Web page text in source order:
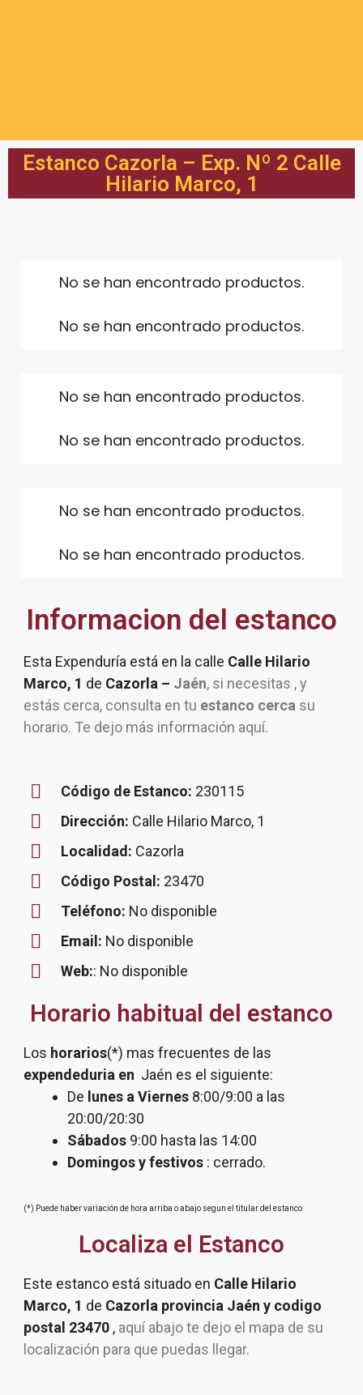
Estanco Cazorla – Exp. Nº 2 Calle
Hilario Marco, 1
No se han encontrado productos.
No se han encontrado productos.
No se han encontrado productos.
No se han encontrado productos.
No se han encontrado productos.
No se han encontrado productos.
Informacion del estanco
Esta Expenduría está en la calle Calle Hilario
Marco, 1 de Cazorla – Jaén, si necesitas , y
estás cerca, consulta en tu estanco cerca su
horario. Te dejo más información aquí.
Código de Estanco: 230115
Dirección: Calle Hilario Marco, 1
Localidad: Cazorla
Código Postal: 23470
Teléfono: No disponible
Email: No disponible
Web:: No disponible
Horario habitual del estanco
Los horarios(*) mas frecuentes de las
expendeduria en Jaén es el siguiente:
De lunes a Viernes 8:00/9:00 a las
20:00/20:30
Sábados 9:00 hasta las 14:00
Domingos y festivos : cerrado.
(*) Puede haber variación de hora arriba o abajo segun el titular del estanco
Localiza el Estanco
Este estanco está situado en Calle Hilario
Marco, 1 de Cazorla provincia Jaén y codigo
postal 23470 , aquí abajo te dejo el mapa de su
localización para que puedas llegar.